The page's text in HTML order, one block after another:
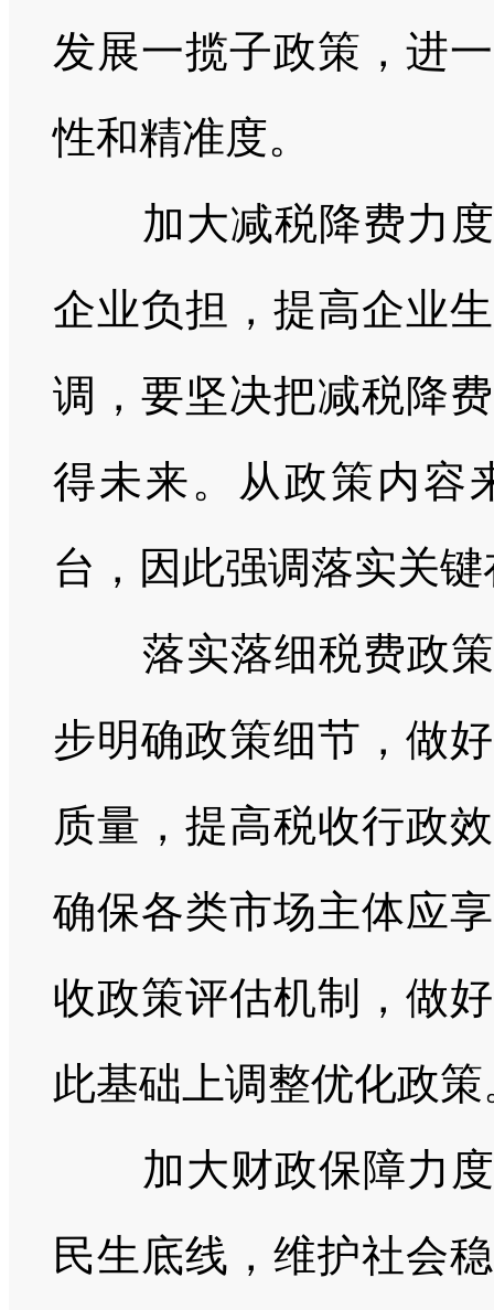
发展一揽子政策，进
性和精准度。
加大减税降费力
企业负担，提高企业
调，要坚决把减税降
得未来。从政策内容
台，因此强调落实关
落实落细税费政
步明确政策细节，做
质量，提高税收行政
确保各类市场主体应
收政策评估机制，做
此基础上调整优化政策
加大财政保障力
民生底线，维护社会